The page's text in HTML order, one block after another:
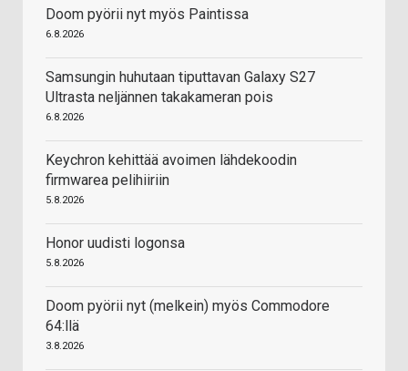
Doom pyörii nyt myös Paintissa
6.8.2026
Samsungin huhutaan tiputtavan Galaxy S27
Ultrasta neljännen takakameran pois
6.8.2026
Keychron kehittää avoimen lähdekoodin
firmwarea pelihiiriin
5.8.2026
Honor uudisti logonsa
5.8.2026
Doom pyörii nyt (melkein) myös Commodore
64:llä
3.8.2026